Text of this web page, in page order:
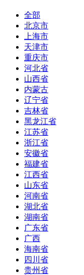
全部
北京市
上海市
天津市
重庆市
河北省
山西省
内蒙古
辽宁省
吉林省
黑龙江省
江苏省
浙江省
安徽省
福建省
江西省
山东省
河南省
湖北省
湖南省
广东省
广西
海南省
四川省
贵州省